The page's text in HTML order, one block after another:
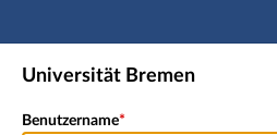
Shibboleth
Universität Bremen
Benutzername